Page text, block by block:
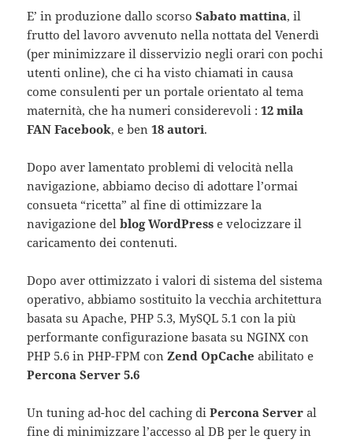
E’ in produzione dallo scorsoSabato mattina, il
frutto del lavoro avvenuto nella nottata del Venerdì
(per minimizzare il disservizio negli orari con pochi
utenti online), che ci ha visto chiamati in causa
come consulenti per un portale orientato al tema
maternità, che ha numeri considerevoli :12 mila
FAN Facebook, e ben18 autori.
Dopo aver lamentato problemi di velocità nella
navigazione, abbiamo deciso di adottare l’ormai
consueta “ricetta” al fine di ottimizzare la
navigazione delblog WordPress e velocizzare il
caricamento dei contenuti.
Dopo aver ottimizzato i valori di sistema del sistema
operativo, abbiamo sostituito la vecchia architettura
basata su Apache, PHP 5.3, MySQL 5.1 con la più
performante configurazione basata su NGINX con
PHP 5.6 in PHP-FPM conZend OpCache abilitato e
Percona Server 5.6
Un tuning ad-hoc del caching diPercona Server al
fine di minimizzare l’accesso al DB per le query in